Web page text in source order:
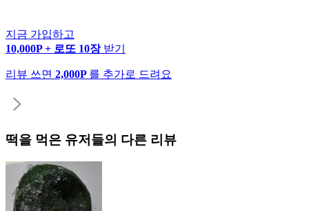
지금 가입하고
10,000P + 로또 10장 받기
리뷰 쓰면 2,000P 를 추가로 드려요
떡을 먹은 유저들의 다른 리뷰